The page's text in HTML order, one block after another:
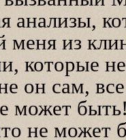
анализы,
меня из
которые
он сам,
может
не может